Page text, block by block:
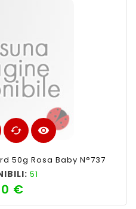
cached visibility
50g Rosa Baby N°737
51
€Prezzo